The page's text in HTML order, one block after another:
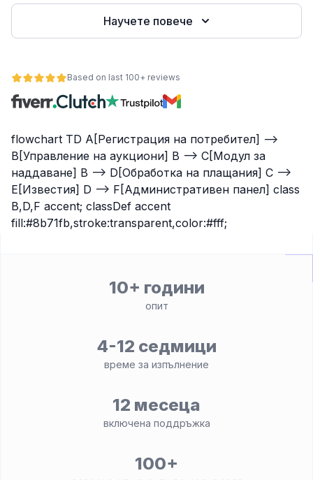
Научете повече
Based on last 100+ reviews
flowchart TD A[Регистрация на потребител] -->
B[Управление на аукциони] B --> C[Модул за
наддаване] B --> D[Обработка на плащания] C -->
E[Известия] D --> F[Административен панел] class
B,D,F accent; classDef accent
fill:#8b71fb,stroke:transparent,color:#fff;
10+ години
опит
4-12 седмици
време за изпълнение
12 месеца
включена поддръжка
100+